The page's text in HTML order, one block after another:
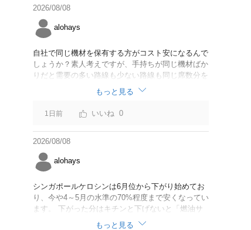
2026/08/08
alohays
自社で同じ機材を保有する方がコスト安になるんで
しょうか？素人考えですが、手持ちが同じ機材ばか
りだと需要の多い路線も少ない路線も同じ席数分を
供給することになるので、需要が多い路線には大型
機材を当て、少ない路線には小型機材を当てるな
ど、席数を調整するにはリース契約の方が対応しや
すいと思いました。
もっと見る
1日前 0
2026/08/08
alohays
シンガポールケロシンは6月位から下がり始めてお
り、今や4～5月の水準の70%程度まで安くなってい
ます。 下がった分はキチンと下げないと「燃油サ
ーチャージ＝利益」と判断されますよ。
もっと見る